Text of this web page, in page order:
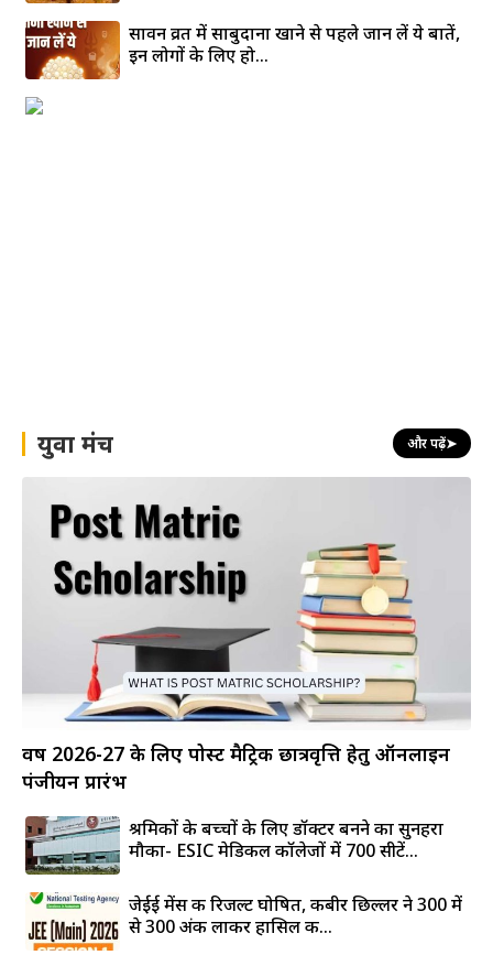
सावन व्रत में साबुदाना खाने से पहले जान लें ये बातें,
इन लोगों के लिए हो...
युवा मंच और पढ़ें➤
वर्ष 2026-27 के लिए पोस्ट मैट्रिक छात्रवृत्ति हेतु ऑनलाइन
पंजीयन प्रारंभ
श्रमिकों के बच्चों के लिए डॉक्टर बनने का सुनहरा
मौका- ESIC मेडिकल कॉलेजों में 700 सीटें...
जेईई मेंस की रिजल्ट घोषित, कबीर छिल्लर ने 300 में
से 300 अंक लाकर हासिल की...